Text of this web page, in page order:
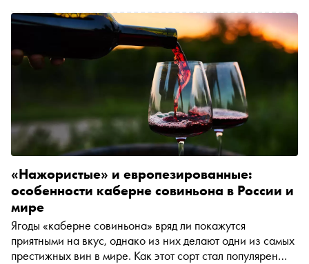
«Нажористые» и европезированные:
особенности каберне совиньона в России и
мире
Ягоды «каберне совиньона» вряд ли покажутся
приятными на вкус, однако из них делают одни из самых
престижных вин в мире. Как этот сорт стал популярен